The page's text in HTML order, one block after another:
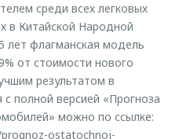
среди всех легковых
в Китайской Народной
лет флагманская модель
от стоимости нового
результатом в
полной версией «Прогноза
можно по ссылке:
ostatochnoj-